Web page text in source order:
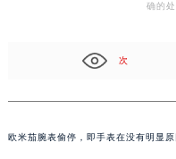
确的
次
欧米茄腕表偷停，即手表在没有明显